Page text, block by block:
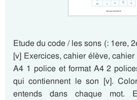
Etude du code / les sons (: 1ere,
[v] Exercices, cahier élève,
A4 1 police et format A4 2
qui contiennent le son [v].
entends dans chaque mot.